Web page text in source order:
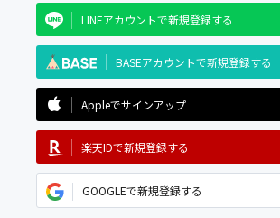
LINEアカウントで新規登録する
BASEアカウントで新規登録する
Appleでサインアップ
楽天IDで新規登録する
GOOGLEで新規登録する